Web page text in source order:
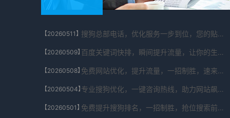
【20260511】 搜狗总部电话，优化服务一步到位，您的贴心助手！
【20260509】 百度关键词快排，瞬间提升流量，让你的生意翻倍！
【20260508】 免费网站优化，提升流量，一招制胜，速来体验！
【20260504】 专业搜狗优化，一键咨询热线，助力网站飙升！
【20260501】 免费提升搜狗排名，一招制胜，抢位搜索前列！